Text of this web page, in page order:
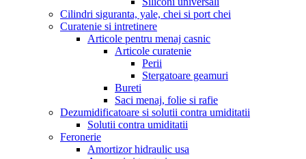
Cilindri siguranta, yale, chei si port chei
Curatenie si intretinere
Articole pentru menaj casnic
Articole curatenie
Perii
Stergatoare geamuri
Bureti
Saci menaj, folie si rafie
Dezumidificatoare si solutii contra umiditatii
Solutii contra umiditatii
Feronerie
Amortizor hidraulic usa